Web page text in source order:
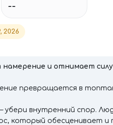
--
2026
и отнимает силу
превращается в
внутренний спор.
который обесценивает